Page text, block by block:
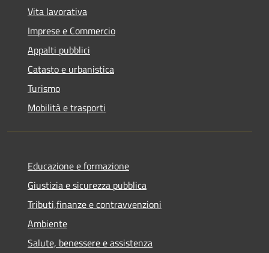
Vita lavorativa
Imprese e Commercio
Appalti pubblici
Catasto e urbanistica
Turismo
Mobilità e trasporti
Educazione e formazione
Giustizia e sicurezza pubblica
Tributi,finanze e contravvenzioni
Ambiente
Salute, benessere e assistenza